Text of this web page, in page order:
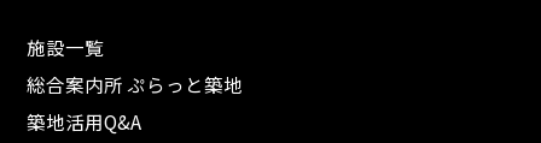
施設一覧
総合案内所 ぷらっと築地
築地活用Q&A